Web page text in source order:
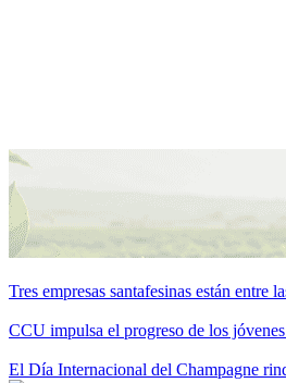
Tres empresas santafesinas están entre
CCU impulsa el progreso de los
El Día Internacional del Champagne